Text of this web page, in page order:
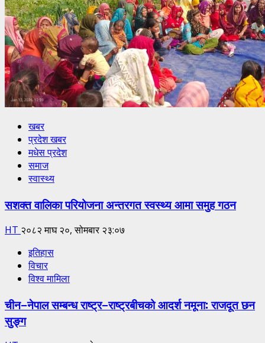
खबर
प्रदेश खबर
मधेस प्रदेश
समाज
स्वास्थ्य
सशक्त वालिका परियोजना अन्तरगत स्वस्थ्य आमा समुह गठन
HT २०८२ माघ २०, सोमबार २३:०७
इतिहास
विचार
विश्व मामिला
चीन–नेपाल सम्बन्ध राष्ट्र–राष्ट्रबीचको आदर्श नमूना: राजदूत छन
सुङ्ग